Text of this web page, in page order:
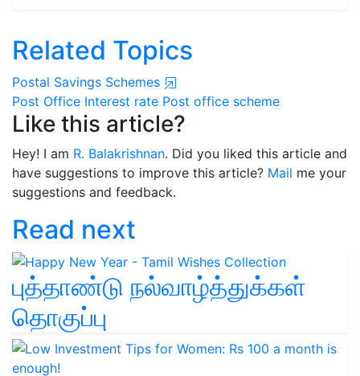
Related Topics
Postal Savings Schemes
Post Office Interest rate Post office scheme
Like this article?
Hey! I am R. Balakrishnan. Did you liked this article and
have suggestions to improve this article? Mail me your
suggestions and feedback.
Read next
புத்தாண்டு நல்வாழ்த்துக்கள்
தொகுப்பு